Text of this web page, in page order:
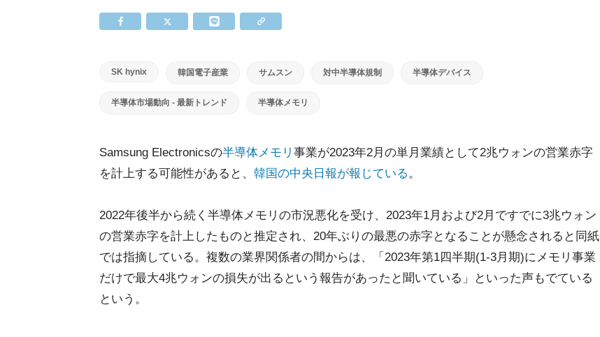
SK hynix 韓国電子産業 サムスン 対中半導体規制 半導体デバイス
半導体市場動向 - 最新トレンド 半導体メモリ
Samsung Electronicsの半導体メモリ 事業が2023年2月の単月業績として2兆ウォンの営業赤字
を計上する可能性があると、 韓国の中央日報が報じている。
2022年後半から続く半導体メモリの市況悪化を受け、2023年1月および2月ですでに3兆ウォン
の営業赤字を計上したものと推定され、20年ぶりの最悪の赤字となることが懸念されると同紙
では指摘している。複数の業界関係者の間からは、「2023年第1四半期(1-3月期)にメモリ事業
だけで最大4兆ウォンの損失が出るという報告があったと聞いている」といった声もでている
という。